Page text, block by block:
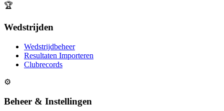
🏆
Wedstrijden
Wedstrijdbeheer
Resultaten Importeren
Clubrecords
⚙️
Beheer & Instellingen